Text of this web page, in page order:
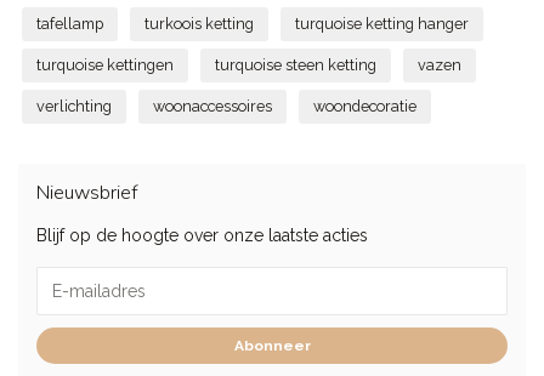
tafellamp turkoois ketting turquoise ketting hanger
turquoise kettingen turquoise steen ketting vazen
verlichting woonaccessoires woondecoratie
Nieuwsbrief
Blijf op de hoogte over onze laatste acties
Abonneer